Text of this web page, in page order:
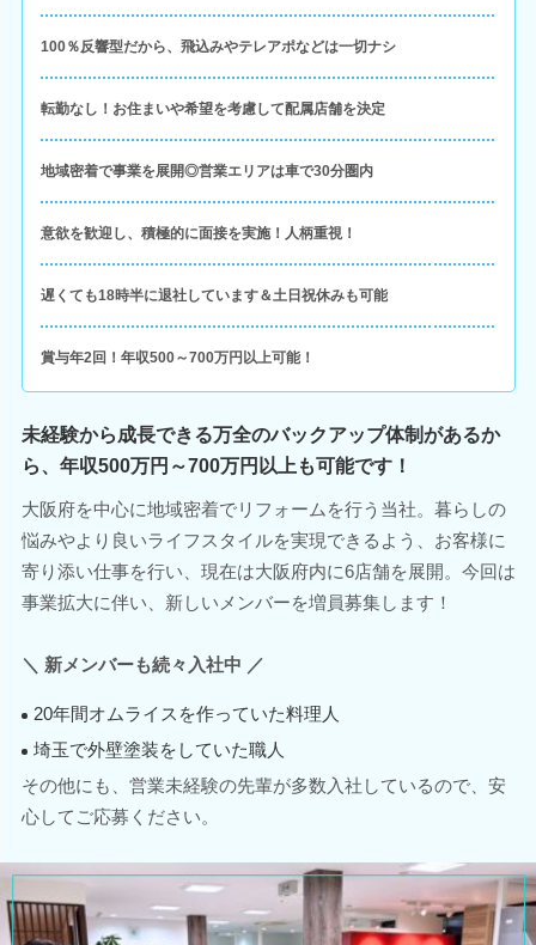
100％反響型だから、飛込みやテレアポなどは一切ナシ
転勤なし！お住まいや希望を考慮して配属店舗を決定
地域密着で事業を展開◎営業エリアは車で30分圏内
意欲を歓迎し、積極的に面接を実施！人柄重視！
遅くても18時半に退社しています＆土日祝休みも可能
賞与年2回！年収500～700万円以上可能！
未経験から成長できる万全のバックアップ体制があるか
ら、年収500万円～700万円以上も可能です！
大阪府を中心に地域密着でリフォームを行う当社。暮らしの
悩みやより良いライフスタイルを実現できるよう、お客様に
寄り添い仕事を行い、現在は大阪府内に6店舗を展開。今回は
事業拡大に伴い、新しいメンバーを増員募集します！
＼ 新メンバーも続々入社中 ／
20年間オムライスを作っていた料理人
埼玉で外壁塗装をしていた職人
その他にも、営業未経験の先輩が多数入社しているので、安
心してご応募ください。